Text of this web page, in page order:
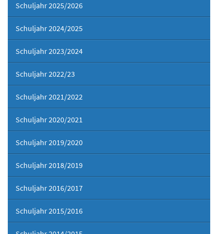
Schuljahr 2025/2026
Schuljahr 2024/2025
Schuljahr 2023/2024
Schuljahr 2022/23
Schuljahr 2021/2022
Schuljahr 2020/2021
Schuljahr 2019/2020
Schuljahr 2018/2019
Schuljahr 2016/2017
Schuljahr 2015/2016